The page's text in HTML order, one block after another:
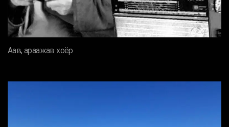
Аав, араажав хоёр